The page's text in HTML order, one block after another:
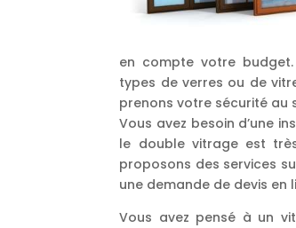
en compte votre budget.
types de verres ou de
prenons votre sécurité au
Vous avez besoin d’une
le double vitrage est
proposons des services
une demande de devis en
Vous avez pensé à un